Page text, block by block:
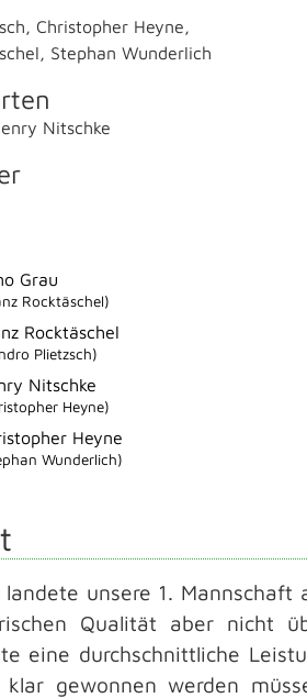
Christopher Heyne
Stephan Wunderlich
Nitschke
Grau
Rocktäschel)
Rocktäschel
Plietzsch)
Nitschke
Heyne)
Heyne
Wunderlich)
unsere 1. Mannschaft
Qualität aber nicht
eine durchschnittliche
gewonnen werden